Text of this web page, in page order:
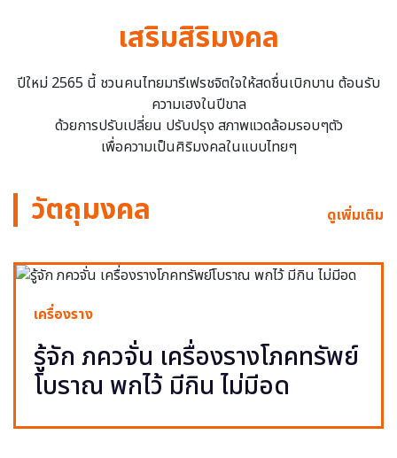
เสริมสิริมงคล
ปีใหม่ 2565 นี้ ชวนคนไทยมารีเฟรชจิตใจให้สดชื่นเบิกบาน ต้อนรับ
ความเฮงในปีขาล
ด้วยการปรับเปลี่ยน ปรับปรุง สภาพแวดล้อมรอบๆตัว
เพื่อความเป็นศิริมงคลในแบบไทยๆ
วัตถุมงคล ดูเพิ่มเติม
เครื่องราง
รู้จัก ภควจั่น เครื่องรางโภคทรัพย์
โบราณ พกไว้ มีกิน ไม่มีอด